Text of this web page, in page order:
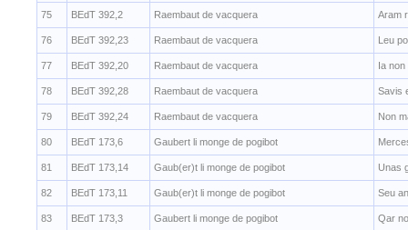
75 BEdT 392,2 Raembaut de vacquera Aram
76 BEdT 392,23 Raembaut de vacquera Leu
77 BEdT 392,20 Raembaut de vacquera Ia
78 BEdT 392,28 Raembaut de vacquera Savis
79 BEdT 392,24 Raembaut de vacquera Non
80 BEdT 173,6 Gaubert li monge de pogibot
81 BEdT 173,14 Gaub(er)t li monge de pogibot Unas
82 BEdT 173,11 Gaub(er)t li monge de pogibot Seu
83 BEdT 173,3 Gaubert li monge de pogibot Qar